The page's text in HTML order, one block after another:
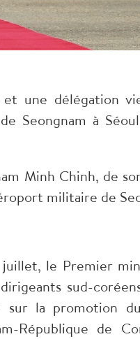
une délégation
Seongnam à
Minh Chinh, de
militaire de
le Premier
sud-
sur la promotion
République de